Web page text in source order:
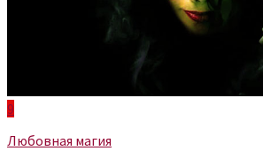
9
Любовная магия